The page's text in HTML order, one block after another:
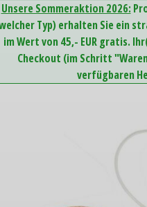
Unsere Sommeraktion 2026:
Typ) erhalten Sie ein
im Wert von 45,- EUR gratis.
Checkout (im Schritt
verfügbaren